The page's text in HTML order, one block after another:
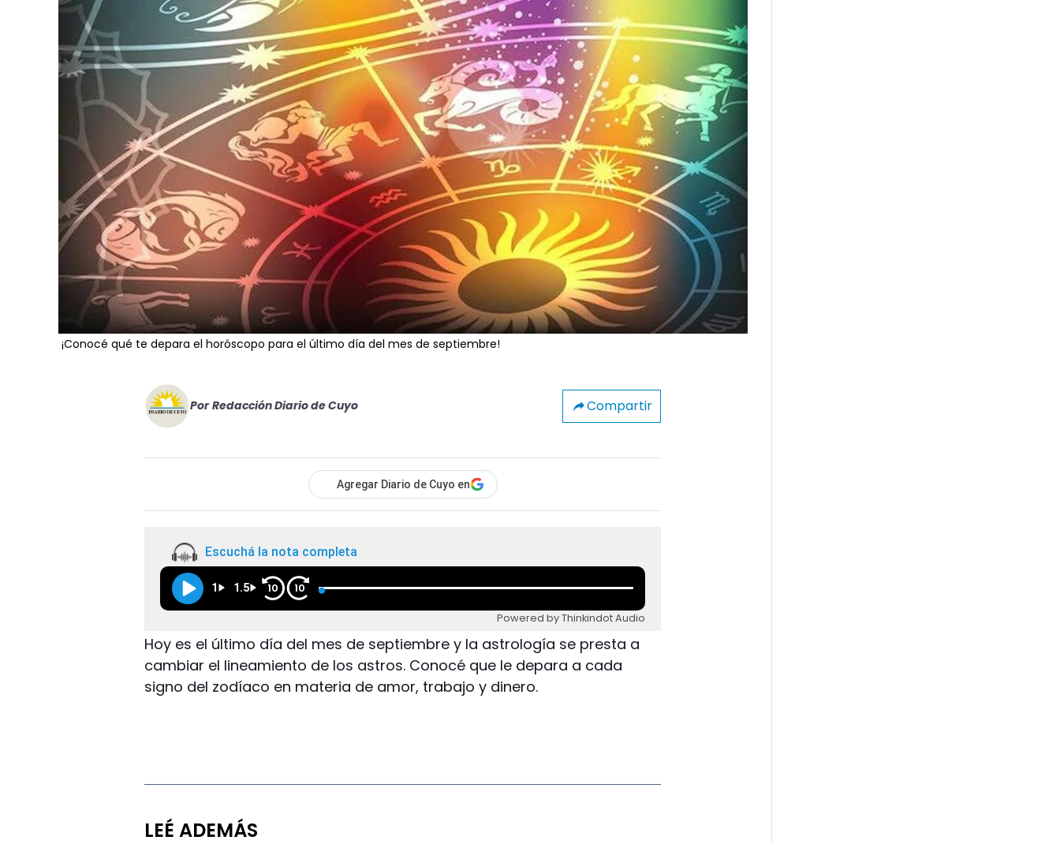
¡Conocé qué te depara el horóscopo para el último día del mes de septiembre!
Por Redacción Diario de Cuyo Compartir
Agregar Diario de Cuyo en
Escuchá la nota completa
1 1.5 10 10
Powered by Thinkindot Audio
Hoy es el último día del mes de septiembre y la astrología se presta a
cambiar el lineamiento de los astros. Conocé que le depara a cada
signo del zodíaco en materia de amor, trabajo y dinero.
LEÉ ADEMÁS